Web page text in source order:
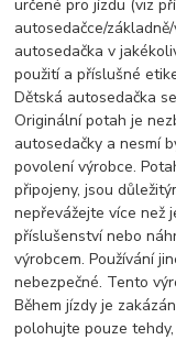
určené pro jízdu (viz
autosedačce/
autosedačka v
použití a příslušné
Dětská autosedačka
Originální potah je
autosedačky a nesmí
povolení výrobce.
připojeny, jsou
nepřevážejte více než
příslušenství nebo
výrobcem. Používání
nebezpečné. Tento
Během jízdy je
polohujte pouze